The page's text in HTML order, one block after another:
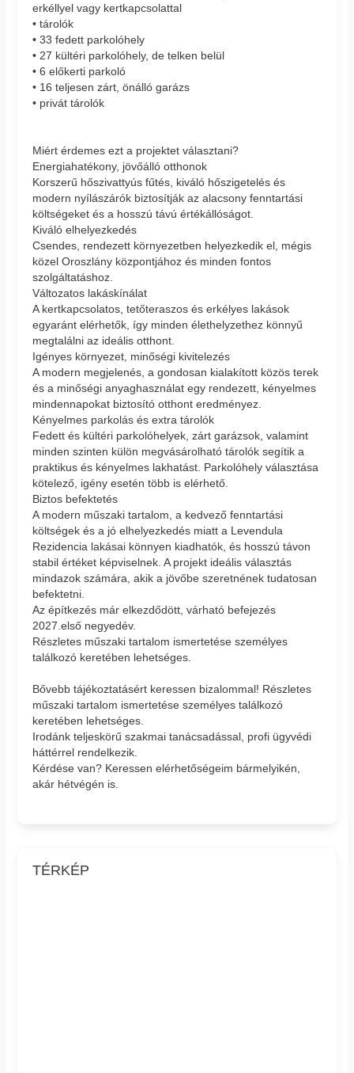
erkéllyel vagy kertkapcsolattal
• tárolók
• 33 fedett parkolóhely
• 27 kültéri parkolóhely, de telken belül
• 6 előkerti parkoló
• 16 teljesen zárt, önálló garázs
• privát tárolók
Miért érdemes ezt a projektet választani?
Energiahatékony, jövőálló otthonok
Korszerű hőszivattyús fűtés, kiváló hőszigetelés és
modern nyílászárók biztosítják az alacsony fenntartási
költségeket és a hosszú távú értékállóságot.
Kiváló elhelyezkedés
Csendes, rendezett környezetben helyezkedik el, mégis
közel Oroszlány központjához és minden fontos
szolgáltatáshoz.
Változatos lakáskínálat
A kertkapcsolatos, tetőteraszos és erkélyes lakások
egyaránt elérhetők, így minden élethelyzethez könnyű
megtalálni az ideális otthont.
Igényes környezet, minőségi kivitelezés
A modern megjelenés, a gondosan kialakított közös terek
és a minőségi anyaghasználat egy rendezett, kényelmes
mindennapokat biztosító otthont eredményez.
Kényelmes parkolás és extra tárolók
Fedett és kültéri parkolóhelyek, zárt garázsok, valamint
minden szinten külön megvásárolható tárolók segítik a
praktikus és kényelmes lakhatást. Parkolóhely választása
kötelező, igény esetén több is elérhető.
Biztos befektetés
A modern műszaki tartalom, a kedvező fenntartási
költségek és a jó elhelyezkedés miatt a Levendula
Rezidencia lakásai könnyen kiadhatók, és hosszú távon
stabil értéket képviselnek. A projekt ideális választás
mindazok számára, akik a jövőbe szeretnének tudatosan
befektetni.
Az építkezés már elkezdődött, várható befejezés
2027.első negyedév.
Részletes műszaki tartalom ismertetése személyes
találkozó keretében lehetséges.
Bővebb tájékoztatásért keressen bizalommal! Részletes
műszaki tartalom ismertetése személyes találkozó
keretében lehetséges.
Irodánk teljeskörű szakmai tanácsadással, profi ügyvédi
háttérrel rendelkezik.
Kérdése van? Keressen elérhetőségeim bármelyikén,
akár hétvégén is.
TÉRKÉP